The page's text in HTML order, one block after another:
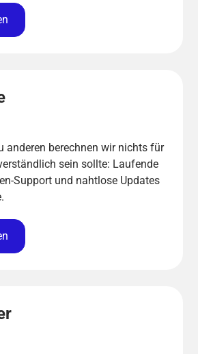
anderen berechnen wir nichts für
sein sollte: Laufende
Support und nahtlose Updates